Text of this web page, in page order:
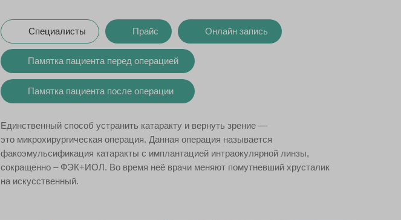
Единственный способ устранить катаракту и вернуть зрение —
это микрохирургическая операция. Данная операция называется
факоэмульсификация катаракты с имплантацией интраокулярной линзы,
сокращенно – ФЭК+ИОЛ. Во время неё врачи меняют помутневший хрусталик
на искусственный.
Онлайн запись
Прайс
Специалисты
Памятка пациента перед операцией
Памятка пациента после операции